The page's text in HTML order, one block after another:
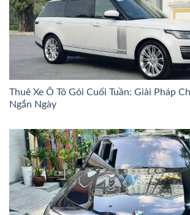
Thuê Xe Ô Tô Gói Cuối Tuần: Giải Pháp
Ngắn Ngày